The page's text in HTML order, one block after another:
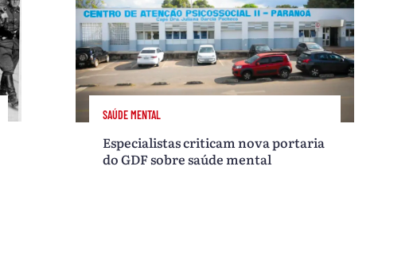
SAÚDE MENTAL
Especialistas criticam nova portaria
do GDF sobre saúde mental